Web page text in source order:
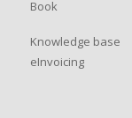
Book
Knowledge base
eInvoicing